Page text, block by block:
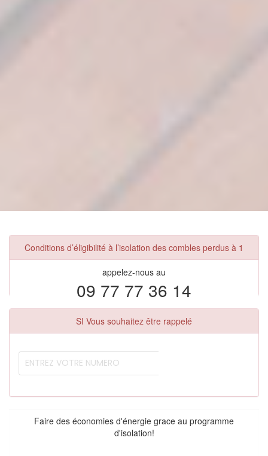
Conditions d’éligibilité à l’isolation des combles perdus à 1
appelez-nous au
09 77 77 36 14
SI Vous souhaitez être rappelé
Faire des économies d'énergie grace au programme
d'isolation!